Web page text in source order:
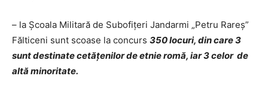
– la Școala Militară de Subofițeri Jandarmi „Petru Rareș”
Fălticeni sunt scoase la concurs 350 locuri, din care 3
sunt destinate cetățenilor de etnie romă, iar 3 celor de
altă minoritate.